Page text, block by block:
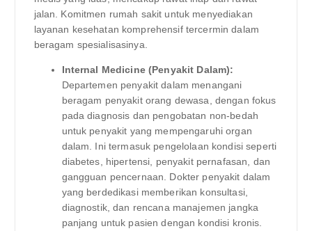
jalan. Komitmen rumah sakit untuk menyediakan
layanan kesehatan komprehensif tercermin dalam
beragam spesialisasinya.
Internal Medicine (Penyakit Dalam):
Departemen penyakit dalam menangani
beragam penyakit orang dewasa, dengan fokus
pada diagnosis dan pengobatan non-bedah
untuk penyakit yang mempengaruhi organ
dalam. Ini termasuk pengelolaan kondisi seperti
diabetes, hipertensi, penyakit pernafasan, dan
gangguan pencernaan. Dokter penyakit dalam
yang berdedikasi memberikan konsultasi,
diagnostik, dan rencana manajemen jangka
panjang untuk pasien dengan kondisi kronis.